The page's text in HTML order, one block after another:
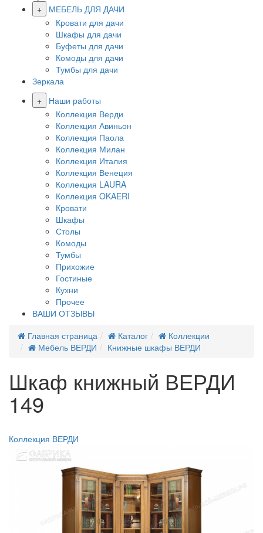
+
МЕБЕЛЬ ДЛЯ ДАЧИ
Кровати для дачи
Шкафы для дачи
Буфеты для дачи
Комоды для дачи
Тумбы для дачи
Зеркала
+
Наши работы
Коллекция Верди
Коллекция Авиньон
Коллекция Паола
Коллекция Милан
Коллекция Италия
Коллекция Венеция
Коллекция LAURA
Коллекция OKAERI
Кровати
Шкафы
Столы
Комоды
Тумбы
Прихожие
Гостиные
Кухни
Прочее
ВАШИ ОТЗЫВЫ
Главная страница
Каталог
Коллекции
Мебель ВЕРДИ
Книжные шкафы ВЕРДИ
Шкаф книжный ВЕРДИ
149
Коллекция ВЕРДИ